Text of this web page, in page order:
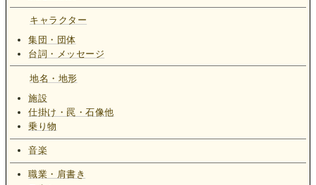
キャラクター
集団・団体
台詞・メッセージ
地名・地形
施設
仕掛け・罠・石像他
乗り物
音楽
職業・肩書き